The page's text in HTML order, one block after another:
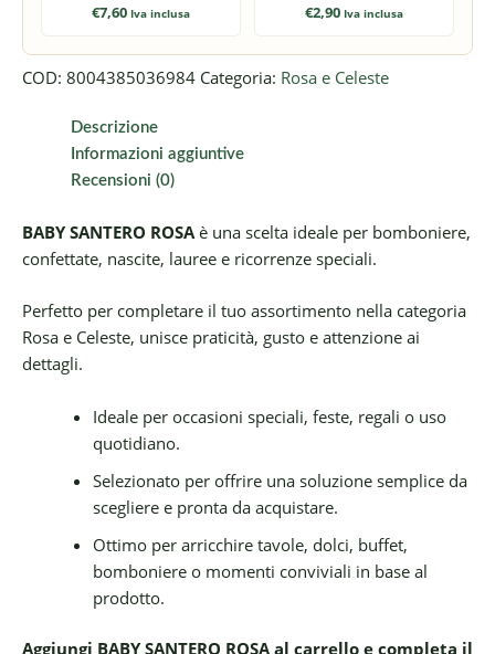
€7,60 Iva inclusa €2,90 Iva inclusa
COD: 8004385036984 Categoria: Rosa e Celeste
Descrizione
Informazioni aggiuntive
Recensioni (0)
BABY SANTERO ROSAè una scelta ideale per bomboniere,
confettate, nascite, lauree e ricorrenze speciali.
Perfetto per completare il tuo assortimento nella categoria
Rosa e Celeste, unisce praticità, gusto e attenzione ai
dettagli.
Ideale per occasioni speciali, feste, regali o uso
quotidiano.
Selezionato per offrire una soluzione semplice da
scegliere e pronta da acquistare.
Ottimo per arricchire tavole, dolci, buffet,
bomboniere o momenti conviviali in base al
prodotto.
Aggiungi BABY SANTERO ROSA al carrello e completa il